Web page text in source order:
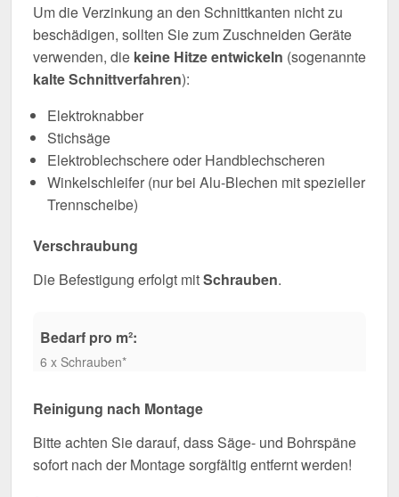
Um die Verzinkung an den Schnittkanten nicht zu
beschädigen, sollten Sie zum Zuschneiden Geräte
verwenden, die keine Hitze entwickeln (sogenannte
kalte Schnittverfahren):
Elektroknabber
Stichsäge
Elektroblechschere oder Handblechscheren
Winkelschleifer (nur bei Alu-Blechen mit spezieller
Trennscheibe)
Verschraubung
Die Befestigung erfolgt mitSchrauben.
Bedarf pro m²:
6 x Schrauben*
Reinigung nach Montage
Bitte achten Sie darauf, dass Säge- und Bohrspäne
sofort nach der Montage sorgfältig entfernt werden!